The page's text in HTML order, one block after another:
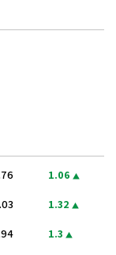
1.06
1.32
1.3